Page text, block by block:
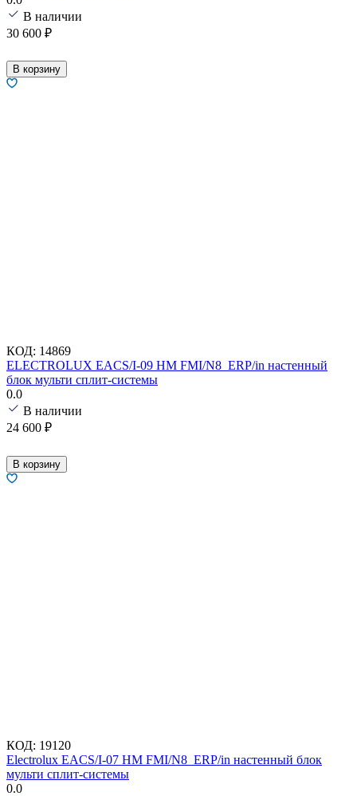
В наличии
30 600 ₽
В корзину
КОД: 14869
ELECTROLUX EACS/I-09 HM FMI/N8_ERP/in настенный
блок мульти сплит-системы
0.0
В наличии
24 600 ₽
В корзину
КОД: 19120
Electrolux EACS/I-07 HM FMI/N8_ERP/in настенный блок
мульти сплит-системы
0.0